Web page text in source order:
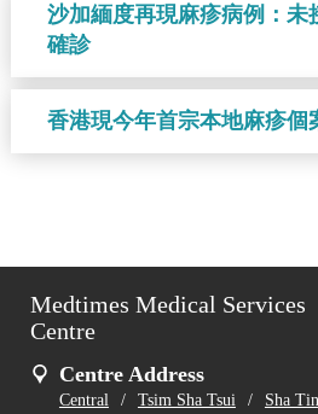
沙加緬度再現麻疹病例：未
確診
香港現今年首宗本地麻疹個
Medtimes Medical Services
Centre
Centre Address
Central / Tsim Sha Tsui / Sha Tin